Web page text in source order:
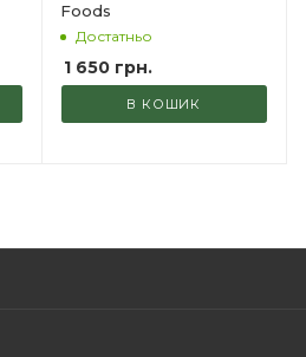
Foods
Достатньо
1 650грн.
В КОШИК